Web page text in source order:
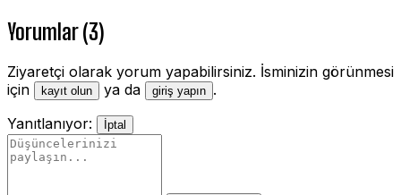
Yorumlar (3)
Ziyaretçi olarak yorum yapabilirsiniz. İsminizin görünmesi
için
kayıt olun ya da giriş yapın .
Yanıtlanıyor:
İptal